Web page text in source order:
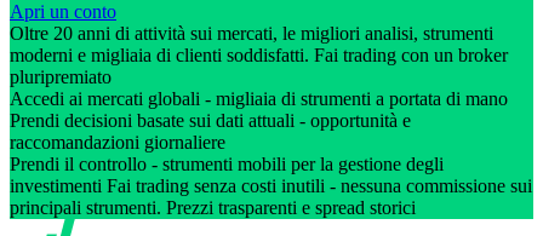
Apri un conto
Oltre 20 anni di attività sui mercati, le migliori analisi, strumenti
moderni e migliaia di clienti soddisfatti. Fai trading con un broker
pluripremiato
Accedi ai mercati globali - migliaia di strumenti a portata di mano
Prendi decisioni basate sui dati attuali - opportunità e
raccomandazioni giornaliere
Prendi il controllo - strumenti mobili per la gestione degli
investimenti Fai trading senza costi inutili - nessuna commissione sui
principali strumenti. Prezzi trasparenti e spread storici